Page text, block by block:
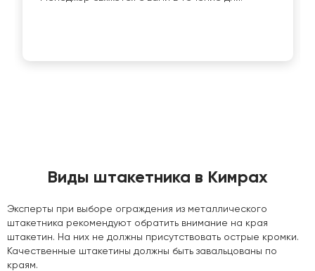
Виды штакетника в Кимрах
Эксперты при выборе ограждения из металлического
штакетника рекомендуют обратить внимание на края
штакетин. На них не должны присутствовать острые кромки.
Качественные штакетины должны быть завальцованы по
краям.